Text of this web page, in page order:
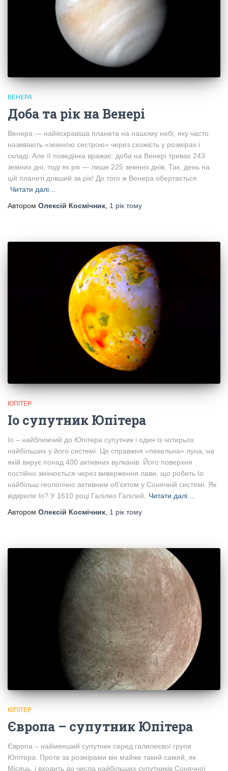
ВЕНЕРА
Доба та рік на Венері
Венера — найяскравіша планета на нашому небі, яку часто
називають «земною сестрою» через схожість у розмірах і
складі. Але її поведінка вражає: доба на Венері триває 243
земних дні, тоді як рік — лише 225 земних днів. Так, день на
цій планеті довший за рік! До того ж Венера обертається
Читати далі…
Автором Олексій Космічник, 1 рік тому
ЮПІТЕР
Іо супутник Юпітера
Іо – найближчий до Юпітера супутник і один із чотирьох
найбільших у його системі. Це справжня «пекельна» луна, на
якій вирує понад 400 активних вулканів. Його поверхня
постійно змінюється через виверження лави, що робить Іо
найбільш геологічно активним об’єктом у Сонячній системі. Як
відкрили Іо? У 1610 році Галілео Галілей,
Читати далі…
Автором Олексій Космічник 1 рік тому
ЮПІТЕР
Європа – супутник Юпітера
Європа – найменший супутник серед галилеєвої групи
Юпітера. Проте за розмірами він майже такий самий, як
Місяць, і входить до числа найбільших супутників Сонячної